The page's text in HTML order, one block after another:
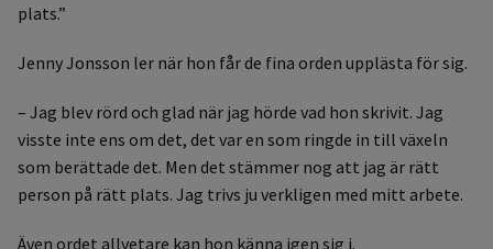
plats.”
Jenny Jonsson ler när hon får de fina orden upplästa för sig.
– Jag blev rörd och glad när jag hörde vad hon skrivit. Jag
visste inte ens om det, det var en som ringde in till växeln
som berättade det. Men det stämmer nog att jag är rätt
person på rätt plats. Jag trivs ju verkligen med mitt arbete.
Även ordet allvetare kan hon känna igen sig i.